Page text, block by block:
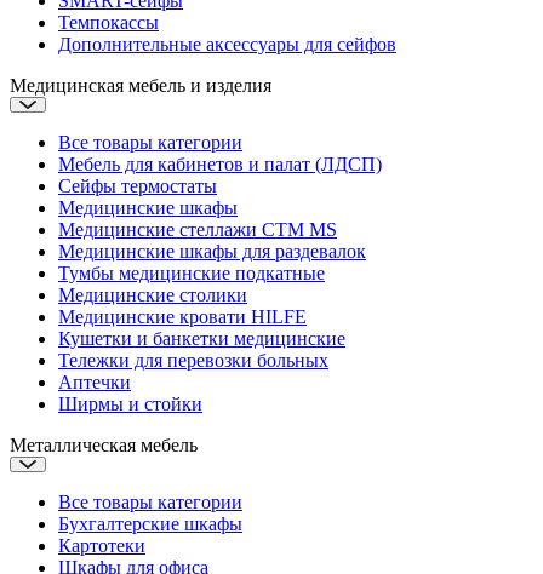
Темпокассы
Дополнительные аксессуары для сейфов
Медицинская мебель и изделия
Все товары категории
Мебель для кабинетов и палат (ЛДСП)
Сейфы термостаты
Медицинские шкафы
Медицинские стеллажи CTM MS
Медицинские шкафы для раздевалок
Тумбы медицинские подкатные
Медицинские столики
Медицинские кровати HILFE
Кушетки и банкетки медицинские
Тележки для перевозки больных
Аптечки
Ширмы и стойки
Металлическая мебель
Все товары категории
Бухгалтерские шкафы
Картотеки
Шкафы для офиса